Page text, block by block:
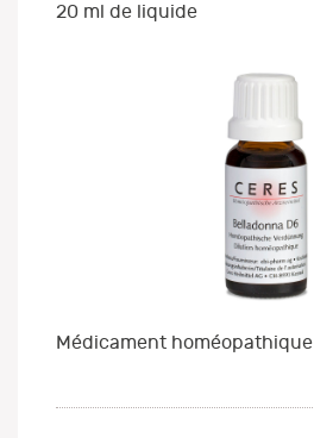
20 ml de liquide
Médicament homéopathique